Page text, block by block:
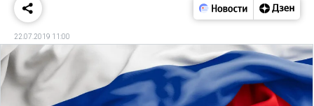
22.07.2019 11:00